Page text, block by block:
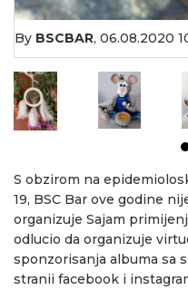
By BSCBAR, 06.08.2020
S obzirom na
19, BSC Bar ove godine
organizuje Sajam
odlucio da organizuje
sponzorisanja albuma sa
stranii facebook i